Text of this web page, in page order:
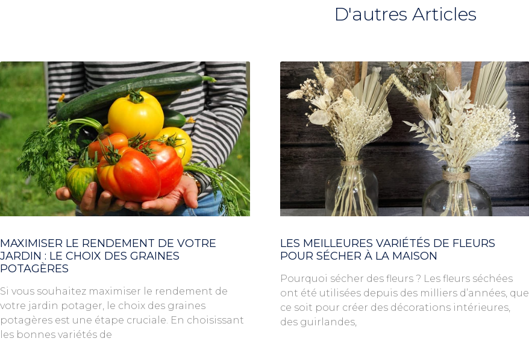
D'autres Articles
MAXIMISER LE RENDEMENT DE VOTRE
JARDIN : LE CHOIX DES GRAINES
POTAGÈRES
Si vous souhaitez maximiser le rendement de
votre jardin potager, le choix des graines
potagères est une étape cruciale. En choisissant
les bonnes variétés de
LES MEILLEURES VARIÉTÉS DE FLEURS
POUR SÉCHER À LA MAISON
Pourquoi sécher des fleurs ? Les fleurs séchées
ont été utilisées depuis des milliers d’années, que
ce soit pour créer des décorations intérieures,
des guirlandes,